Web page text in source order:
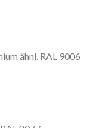
ähnl. RAL 9006